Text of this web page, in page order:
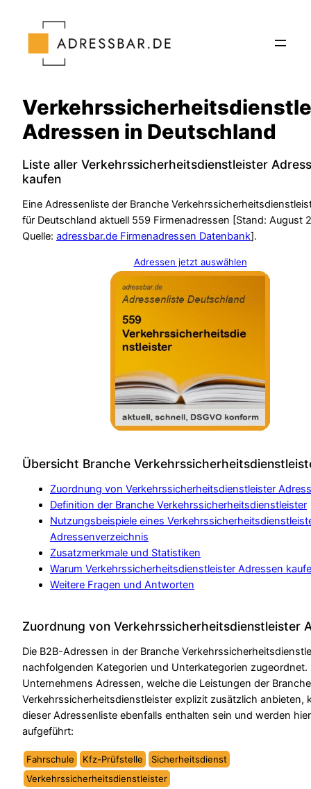
Adressen in Deutschland
Liste aller Verkehrssicherheitsdienstleister
kaufen
Eine Adressenliste der Branche
für Deutschland aktuell 559 Firmenadressen [Stand: August
Quelle: adressbar.de Firmenadressen Datenbank].
Adressen jetzt auswählen
Übersicht Branche
Zuordnung von Verkehrssicherheitsdienstleister
Definition der Branche Verkehrssicherheitsdienstleister
Nutzungsbeispiele eines
Adressenverzeichnis
Zusatzmerkmale und Statistiken
Warum Verkehrssicherheitsdienstleister Adressen
Weitere Fragen und Antworten
Zuordnung von Verkehrssicherheitsdienstleister
Die B2B-Adressen in der Branche
nachfolgenden Kategorien und Unterkategorien zugeordnet.
Unternehmens Adressen, welche die Leistungen der Branche
Verkehrssicherheitsdienstleister explizit zusätzlich anbieten,
dieser Adressenliste ebenfalls enthalten sein und werden
aufgeführt:
Fahrschule Kfz-Prüfstelle
Sicherheitsdienst
Verkehrssicherheitsdienstleister